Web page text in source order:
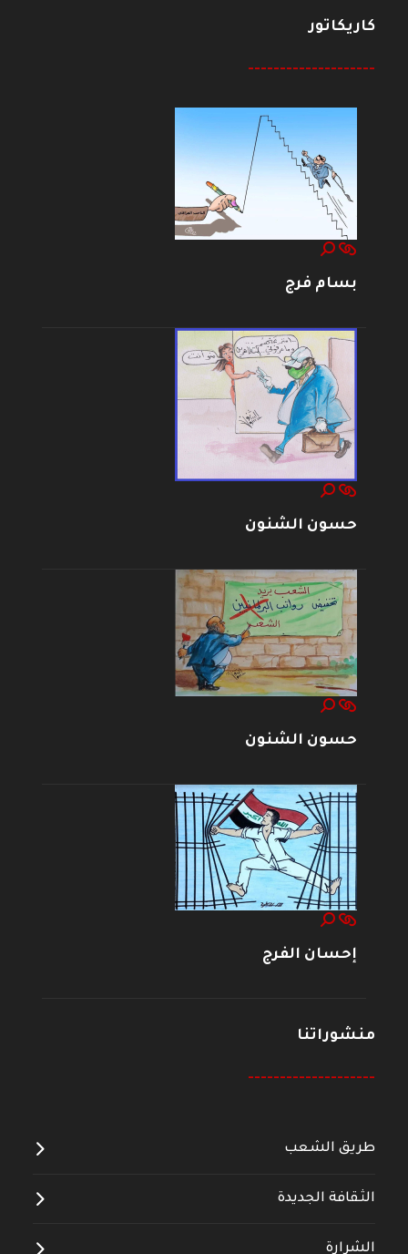
كاريكاتور
--------------------
بسام فرج
حسون الشنون
حسون الشنون
إحسان الفرج
منشوراتنا
--------------------
طريق الشعب
الثقافة الجديدة
الشرارة